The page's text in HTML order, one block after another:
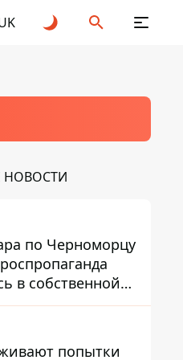
НОВОСТИ
по Черноморцу
в собственной
попытки